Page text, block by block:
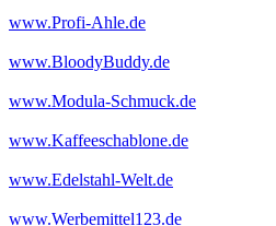
www.Profi-Ahle.de
www.BloodyBuddy.de
www.Modula-Schmuck.de
www.Kaffeeschablone.de
www.Edelstahl-Welt.de
www.Werbemittel123.de